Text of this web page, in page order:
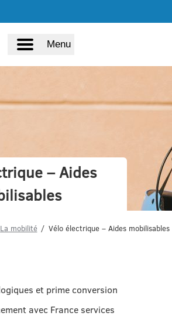
Menu
– Aides
La mobilité Vélo électrique – Aides mobilisables
et prime conversion
avec France services